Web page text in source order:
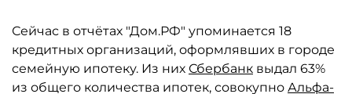
Сейчас в отчётах "Дом.РФ" упоминается 18
кредитных организаций, оформлявших в городе
семейную ипотеку. Из них Сбербанк выдал 63%
из общего количества ипотек, совокупно Альфа-